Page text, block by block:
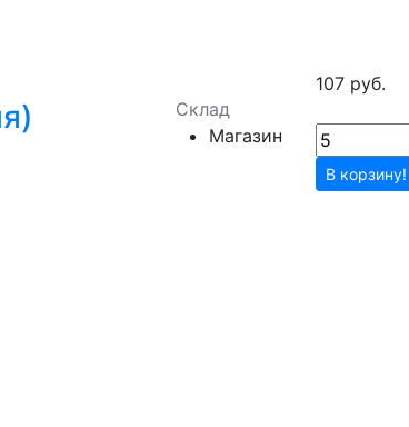
Склад
Магазин
107 руб.
В корзину!